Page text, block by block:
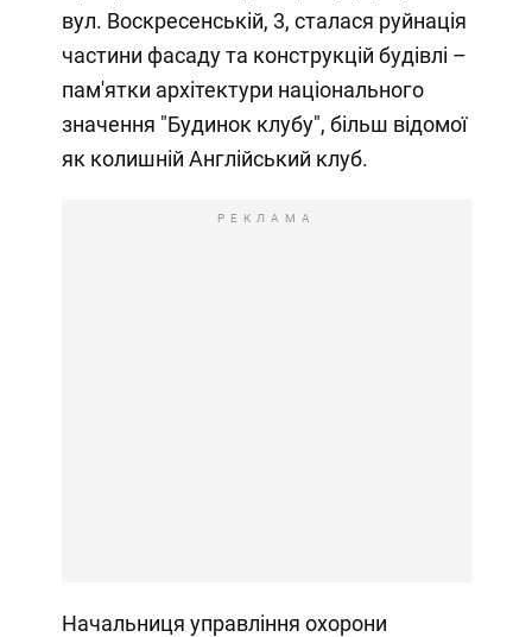
вул. Воскресенській, 3, сталася руйнація
частини фасаду та конструкцій будівлі –
пам'ятки архітектури національного
значення "Будинок клубу", більш відомої
як колишній Англійський клуб.
РЕКЛАМА
Начальниця управління охорони